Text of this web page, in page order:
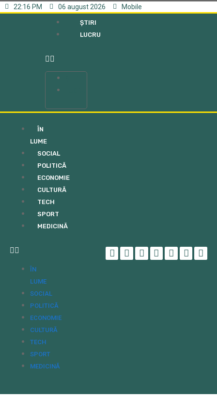
22:16 PM 06 august 2026 Mobile
ȘTIRI
LUCRU
ÎN
LUME
SOCIAL
POLITICĂ
ECONOMIE
CULTURĂ
TECH
SPORT
MEDICINĂ
ÎN
LUME
SOCIAL
POLITICĂ
ECONOMIE
CULTURĂ
TECH
SPORT
MEDICINĂ